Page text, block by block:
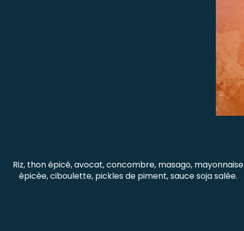
Riz, thon épicé, avocat, concombre, masago, mayonnaise
épicée, ciboulette, pickles de piment, sauce soja salée.